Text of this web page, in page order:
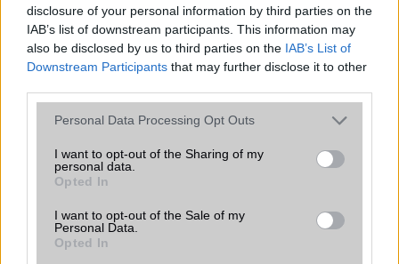
disclosure of your personal information by third parties on the
IAB’s list of downstream participants. This information may
also be disclosed by us to third parties on the IAB’s List of
Downstream Participants that may further disclose it to other
Please note that this website/app uses one or more Google
not limited to your visit or usage behaviour. You may click to
grant or deny consent to Google and its third-party tags to
use your data for below specified purposes in below Google
consent section.
Personal Data Processing Opt Outs
I want to opt-out of the Sharing of my
personal data.
Opted In
I want to opt-out of the Sale of my
Personal Data.
Opted In
Iránytũ ecompass
Extrák 24-bit/192kHz audio
EGYÉB
Vibra jelzés Van
SIM típus nanoSIM
SIM-ek száma
Flight mode Van
Terület